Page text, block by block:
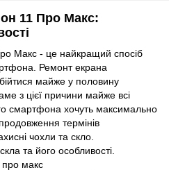
11 Про Макс:
Макс - це найкращий спосіб
Ремонт екрана
майже у половину
з цієї причини майже всі
смартфона хочуть максимально
термінів
чохли та скло.
та його особливості.